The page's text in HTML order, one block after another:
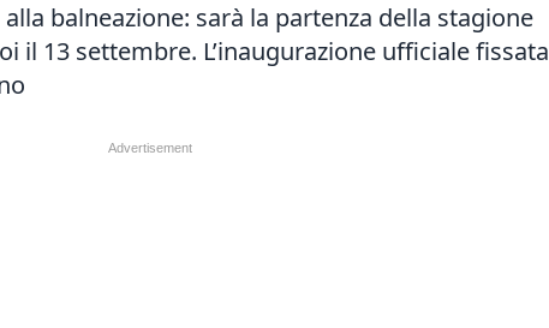
balneazione: sarà la partenza della stagione
il 13 settembre. L’inaugurazione ufficiale fissata